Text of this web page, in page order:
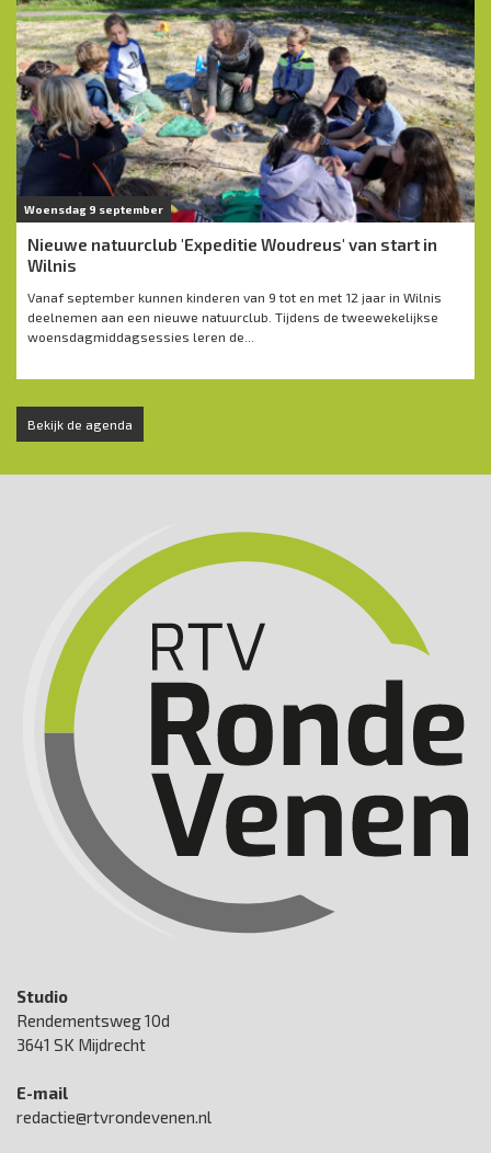
Woensdag 9 september
Nieuwe natuurclub 'Expeditie Woudreus' van start in
Wilnis
Vanaf september kunnen kinderen van 9 tot en met 12 jaar in Wilnis
deelnemen aan een nieuwe natuurclub. Tijdens de tweewekelijkse
woensdagmiddagsessies leren de...
Bekijk de agenda
Studio
Rendementsweg 10d
3641 SK Mijdrecht
E-mail
redactie@rtvrondevenen.nl